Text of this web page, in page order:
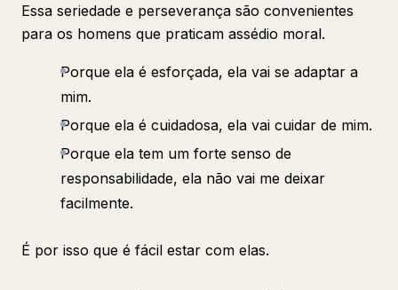
Essa seriedade e perseverança são convenientes
para os homens que praticam assédio moral.
Porque ela é esforçada, ela vai se adaptar a
mim.
Porque ela é cuidadosa, ela vai cuidar de mim.
Porque ela tem um forte senso de
responsabilidade, ela não vai me deixar
facilmente.
É por isso que é fácil estar com elas.